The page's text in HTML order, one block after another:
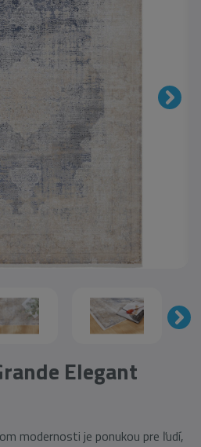
Elegant
modernosti je ponukou pre ľudí,